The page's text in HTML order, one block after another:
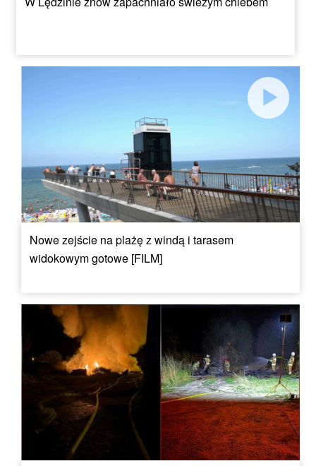
Nowe zejście na plażę z windą i tarasem
widokowym gotowe [FILM]